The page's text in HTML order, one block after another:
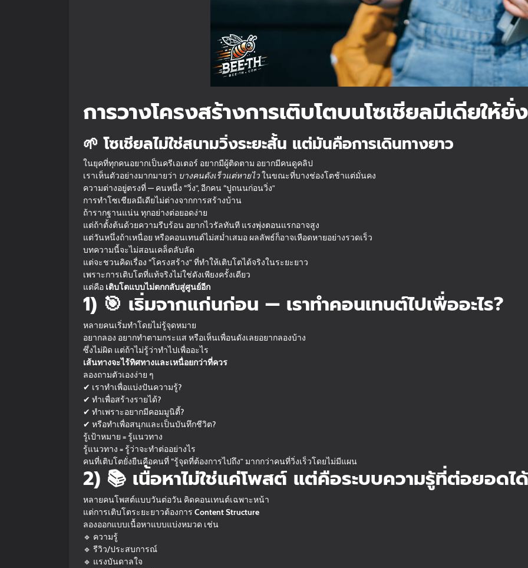
การวางโครงสร้างการเติบโตบนโซเชียลมีเดียให้ยั่
🌱 โซเชียลไม่ใช่สนามวิ่งระยะสั้น แต่มันคือการเดินทางยาว
ในยุคที่ทุกคนอยากเป็นครีเอเตอร์ อยากมีผู้ติดตาม อยากมีคนดูคลิป
เราเห็นตัวอย่างมากมายว่า บางคนดังเร็วแต่หายไวในขณะที่บางช่องโตช้าแต่มั่นคง
ความต่างอยู่ตรงที่ — คนหนึ่ง “วิ่ง”, อีกคน “ปูถนนก่อนวิ่ง”
การทำโซเชียลมีเดียไม่ต่างจากการสร้างบ้าน
ถ้ารากฐานแน่น ทุกอย่างต่อยอดง่าย
แต่ถ้าตั้งต้นด้วยความรีบร้อน อยากไวรัลทันที แรงพุ่งตอนแรกอาจสูง
แต่วันหนึ่งถ้าเหนื่อย หรือคอนเทนต์ไม่สม่ำเสมอ ผลลัพธ์ก็อาจเหือดหายอย่างรวดเร็ว
บทความนี้จะไม่สอนเคล็ดลับลัด
แต่จะชวนคิดเรื่อง “โครงสร้าง” ที่ทำให้เติบโตได้จริงในระยะยาว
เพราะการเติบโตที่แท้จริงไม่ใช่ดังเพียงครั้งเดียว
แต่คือ เติบโตแบบไม่ตกกลับสู่ศูนย์อีก
1) 🎯 เริ่มจากแก่นก่อน — เราทำคอนเทนต์ไปเพื่ออะไร?
หลายคนเริ่มทำโดยไม่รู้จุดหมาย
อยากลอง อยากทำตามกระแส หรือเห็นเพื่อนดังเลยอยากลองบ้าง
ซึ่งไม่ผิด แต่ถ้าไม่รู้ว่าทำไปเพื่ออะไร
เส้นทางจะไร้ทิศทางและเหนื่อยกว่าที่ควร
ลองถามตัวเองง่าย ๆ
✔ เราทำเพื่อแบ่งปันความรู้?
✔ ทำเพื่อสร้างรายได้?
✔ ทำเพราะอยากมีคอมมูนิตี้?
✔ หรือทำเพื่อสนุกและเป็นบันทึกชีวิต?
รู้เป้าหมาย = รู้แนวทาง
รู้แนวทาง = รู้ว่าจะทำต่ออย่างไร
คนที่เติบโตยั่งยืนคือคนที่ “รู้จุดที่ต้องการไปถึง” มากกว่าคนที่วิ่งเร็วโดยไม่มีแผน
2) 📚 เนื้อหาไม่ใช่แค่โพสต์ แต่คือระบบความรู้ที่ต่อยอดได้
หลายคนโพสต์แบบวันต่อวัน คิดคอนเทนต์เฉพาะหน้า
แต่การเติบโตระยะยาวต้องการ Content Structure
ลองออกแบบเนื้อหาแบบแบ่งหมวด เช่น
🔹 ความรู้
🔹 รีวิว/ประสบการณ์
🔹 แรงบันดาลใจ